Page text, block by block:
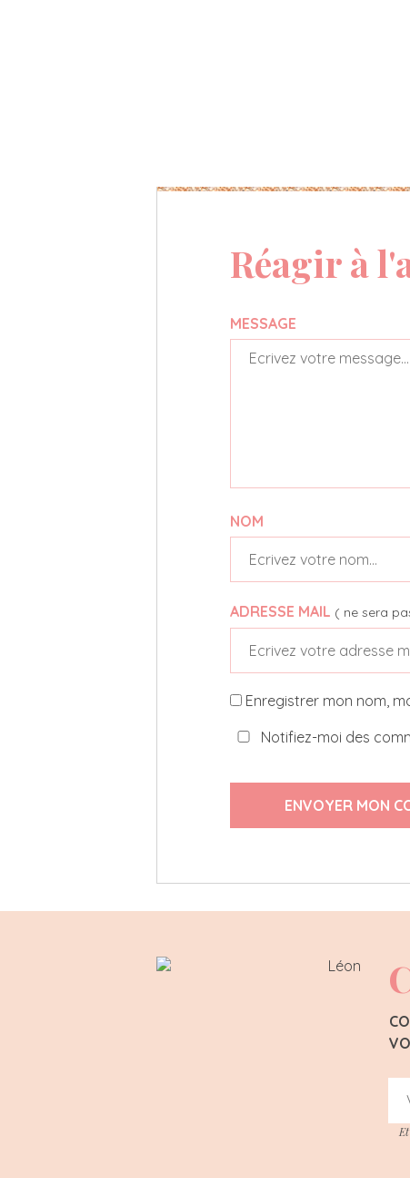
Réagir à
MESSAGE
NOM
ADRESSE MAIL ( ne sera
Enregistrer mon nom,
Notifiez-moi des
ENVOYER MON